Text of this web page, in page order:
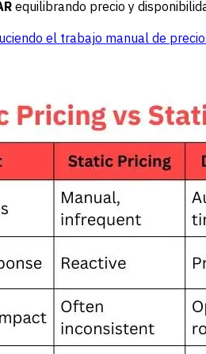
equilibrando precio y
el trabajo manual de